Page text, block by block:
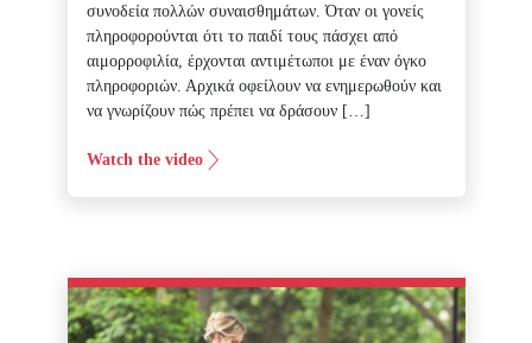
συνοδεία πολλών συναισθημάτων. Όταν οι γονείς
πληροφορούνται ότι το παιδί τους πάσχει από
αιμορροφιλία, έρχονται αντιμέτωποι με έναν όγκο
πληροφοριών. Αρχικά οφείλουν να ενημερωθούν και
να γνωρίζουν πώς πρέπει να δράσουν […]
Watch the video